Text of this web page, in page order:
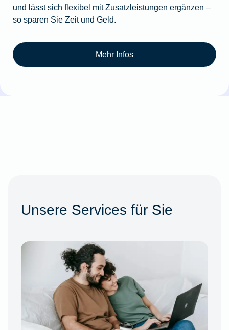
und lässt sich flexibel mit Zusatzleistungen ergänzen –
so sparen Sie Zeit und Geld.
Mehr Infos
Unsere Services für Sie